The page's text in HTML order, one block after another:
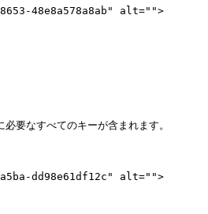
8653-48e8a578a8ab" alt="">
要なすべてのキーが含まれます。
a5ba-dd98e61df12c" alt="">